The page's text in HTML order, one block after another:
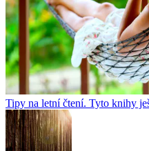
Tipy na letní čtení. Tyto knihy